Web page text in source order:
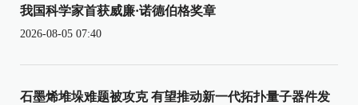
我国科学家首获威廉·诺德伯格奖章
2026-08-05 07:40
石墨烯堆垛难题被攻克 有望推动新一代拓扑量子器件发